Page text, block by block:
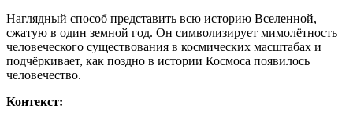
Наглядный способ представить всю историю Вселенной,
сжатую в один земной год. Он символизирует мимолётность
человеческого существования в космических масштабах и
подчёркивает, как поздно в истории Космоса появилось
человечество.
Контекст: